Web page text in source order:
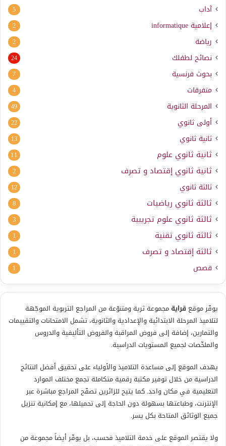
آداب
5
إعلامية informatique
2
رياضة 2
نصائح لطفلك 24
بحوث فرنسية 7
متفرقات 4
المرحلة الثانوية 49
أولى ثانوي 22
ثانية ثانوي 13
ثانية ثانوي علوم 11
ثانية ثانوي إقتصاد و تصرف 2
ثالثة ثانوي 12
ثالثة ثانوي رياضيات 8
ثالثة ثانوي علوم تجريبية 3
ثالثة ثانوي تقنية 1
ثالثة إقتصاد و تصرف 1
قصص 1
يوفّر موقع قرايةمجموعة ثرية ومتنوّعة من المراجع التربوية الموجّهة
لتلاميذ المرحلة الابتدائية والإعدادية والثانوية، تشمل الامتحانات والتقييمات
والتمارين، إضافة إلى فروض المراقبة والفروض التأليفية والدروس
والملخّصات لجميع المستويات الدراسية.
يهدف الموقع إلى مساعدة التلاميذ والأولياء على تحقيق أفضل النتائج
الدراسية من خلال توفير مكتبة رقمية متكاملة تجمع مختلف الموارد
التعليمية في مكان واحد. كما يتيح للزائرين تصفّح المراجع مباشرة عبر
الإنترنت، وطباعتها بسهولة دون الحاجة إلى تحميلها، مع إمكانية تنزيل
جميع الوثائق المتاحة بكل يسر.
ولا يقتصر الموقع على خدمة التلاميذ فحسب، بل يوفّر أيضاً مجموعة من